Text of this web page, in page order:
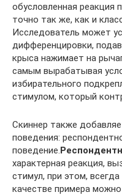
обусловленная реакция
точно так же, как и
Исследователь может
дифференцировки,
крыса нажимает на
самым вырабатывая
избирательного
стимулом, который
Скиннер также
поведения:
поведение.
характерная реакция,
стимул, при этом,
качестве примера